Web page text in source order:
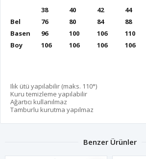
38 40 42 44
Bel
76 80 84 88
Basen
96 100 106 110
Boy
106 106 106 106
Ilık ütü yapılabilir (maks. 110°)
Kuru temizleme yapılabilir
Ağartıcı kullanılmaz
Tamburlu kurutma yapılmaz
Benzer Ürünler